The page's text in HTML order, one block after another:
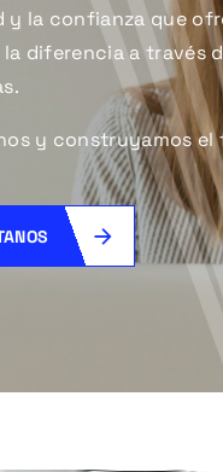
y la confianza que
la diferencia a través
y construyamos